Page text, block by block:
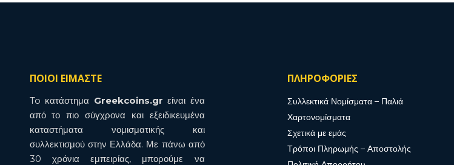
ΠΟΙΟΙ ΕΙΜΑΣΤΕ
To κατάστημα Greekcoins.gr είναι ένα
από το πιο σύγχρονα και εξειδικευμένα
καταστήματα νομισματικής και
συλλεκτισμού στην Ελλάδα. Με πάνω από
30 χρόνια εμπειρίας, μπορούμε να
ΠΛΗΡΟΦΟΡΙΕΣ
Συλλεκτικά Νομίσματα – Παλιά
Χαρτονομίσματα
Σχετικά με εμάς
Τρόποι Πληρωμής – Αποστολής